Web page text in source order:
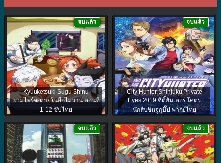
Kyuuketsuki Sugu Shinu
แวมไพร์จะตายในอีกไม่นาน ตอนที่
1-12 ซับไทย
จบแล้ว
City Hunter Shinjuku Private
Eyes 2019 ซิตี้ฮันเตอร์ โคตร
นักสืบชินจูกุบี๊ป พากย์ไทย
จบแล้ว
จบแล้ว จบแล้ว